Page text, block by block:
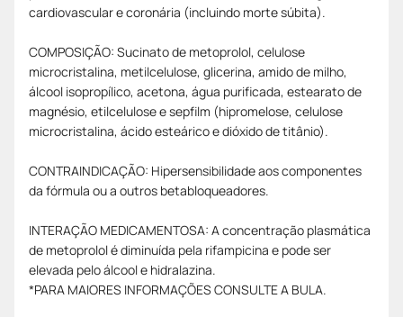
cardiovascular e coronária (incluindo morte súbita).
COMPOSIÇÃO: Sucinato de metoprolol, celulose
microcristalina, metilcelulose, glicerina, amido de milho,
álcool isopropílico, acetona, água purificada, estearato de
magnésio, etilcelulose e sepfilm (hipromelose, celulose
microcristalina, ácido esteárico e dióxido de titânio).
CONTRAINDICAÇÃO: Hipersensibilidade aos componentes
da fórmula ou a outros betabloqueadores.
INTERAÇÃO MEDICAMENTOSA: A concentração plasmática
de metoprolol é diminuída pela rifampicina e pode ser
elevada pelo álcool e hidralazina.
*PARA MAIORES INFORMAÇÕES CONSULTE A BULA.